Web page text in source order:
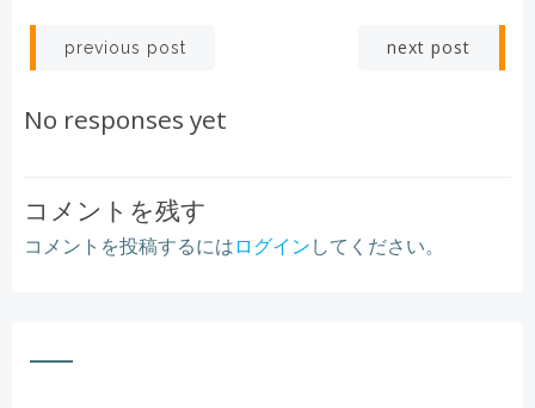
Post
navigation
previous post next post
No responses yet
コメントを残す
コメントを投稿するにはログインしてください。